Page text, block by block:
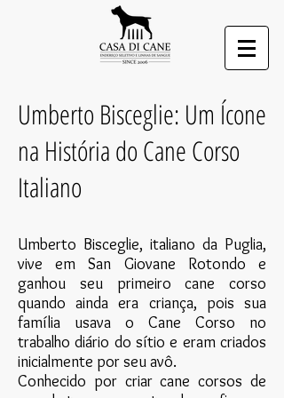
Umberto Bisceglie: Um Ícone
na História do Cane Corso
Italiano
Umberto Bisceglie, italiano da Puglia,
vive em San Giovane Rotondo e
ganhou seu primeiro cane corso
quando ainda era criança, pois sua
família usava o Cane Corso no
trabalho diário do sítio e eram criados
inicialmente por seu avô.
Conhecido por criar cane corsos de